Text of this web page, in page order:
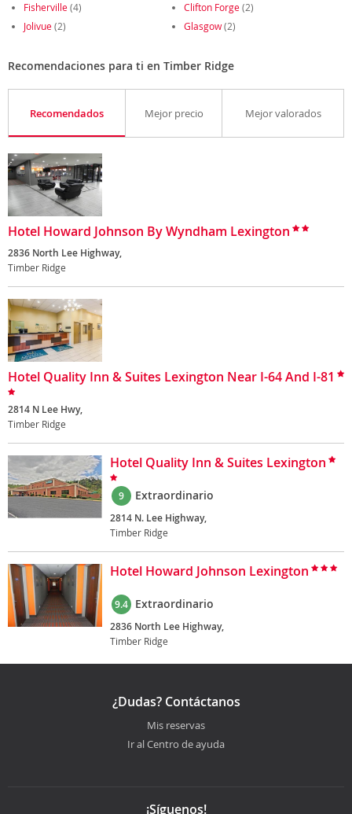
Fisherville(4) Clifton Forge(2)
Jolivue(2) Glasgow(2)
Recomendaciones para ti en Timber Ridge
Recomendados Mejor precio Mejor valorados
Hotel Howard Johnson By Wyndham Lexington
2836 North Lee Highway,
Timber Ridge
Hotel Quality Inn & Suites Lexington Near I-64 And I-81
2814 N Lee Hwy,
Timber Ridge
Hotel Quality Inn & Suites Lexington
9 Extraordinario
2814 N. Lee Highway,
Timber Ridge
Hotel Howard Johnson Lexington
9.4 Extraordinario
2836 North Lee Highway,
Timber Ridge
¿Dudas? Contáctanos
Mis reservas
Ir al Centro de ayuda
¡Síguenos!